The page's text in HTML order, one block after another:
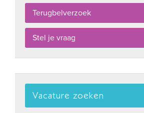
Terugbelverzoek
Stel je vraag
Vacature zoeken